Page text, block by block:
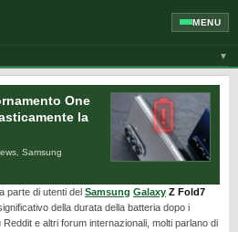
MENU
▼
One
la
Samsung
parte di utenti del Samsung Galaxy Z Fold7
della durata della batteria dopo i
Reddit e altri forum internazionali, molti parlano di